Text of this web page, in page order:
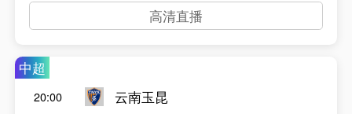
高清直播
中超
20:00
云南玉昆